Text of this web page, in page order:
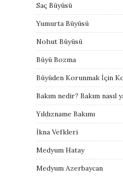
Saç Büyüsü
Yumurta Büyüsü
Nohut Büyüsü
Büyü Bozma
Büyüden Korunmak İçin
Bakım nedir? Bakım nasıl
Yıldızname Bakımı
İkna Vefkleri
Medyum Hatay
Medyum Azerbaycan